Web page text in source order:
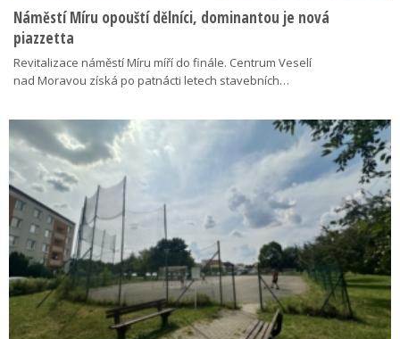
Náměstí Míru opouští dělníci, dominantou je nová
piazzetta
Revitalizace náměstí Míru míří do finále. Centrum Veselí
nad Moravou získá po patnácti letech stavebních…